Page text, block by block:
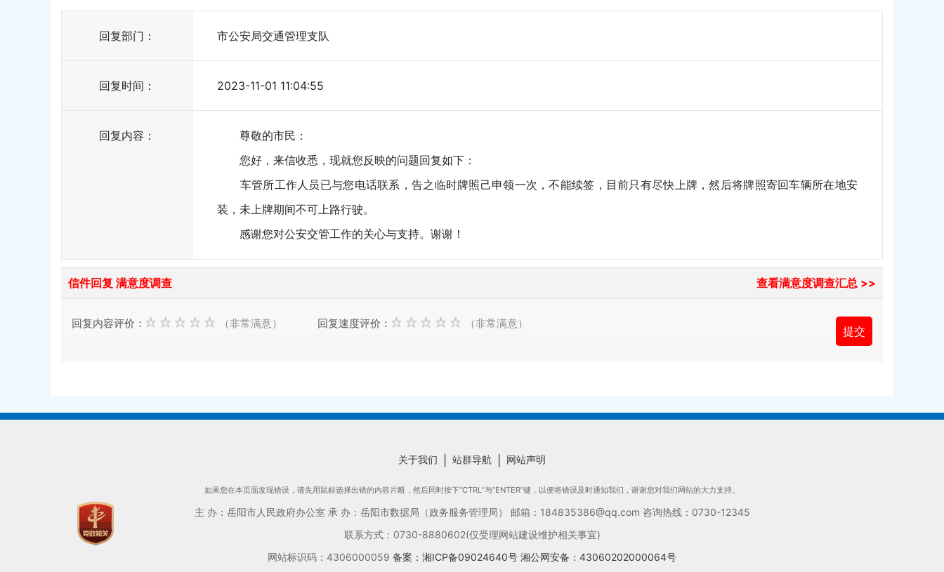
回复部门： 市公安局交通管理支队
回复时间： 2023-11-01 11:04:55
回复内容：
尊敬的市民：
您好，来信收悉，现就您反映的问题回复如下：
车管所工作人员已与您电话联系，告之临时牌照己申领一次，不能续签，目前只有尽快上牌，然后将牌照寄回车辆所在地安
装，未上牌期间不可上路行驶。
感谢您对公安交管工作的关心与支持。谢谢！
信件回复 满意度调查 查看满意度调查汇总 >>
回复内容评价： （非常满意） 回复速度评价： （非常满意）
关于我们 站群导航 网站声明
如果您在本页面发现错误，请先用鼠标选择出错的内容片断，然后同时按下“CTRL”与“ENTER”键，以便将错误及时通知我们，谢谢您对我们网站的大力支持。
主 办：岳阳市人民政府办公室 承 办：岳阳市数据局（政务服务管理局） 邮箱：184835386@qq.com 咨询热线：0730-12345
联系方式：0730-8880602(仅受理网站建设维护相关事宜)
网站标识码：4306000059 备案：湘ICP备09024640号 湘公网安备：43060202000064号